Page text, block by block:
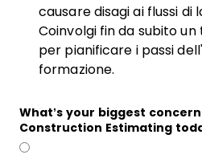
causare disagi ai flussi di
Coinvolgi fin da subito
per pianificare i passi
formazione.
What’s your biggest
Construction Estimating